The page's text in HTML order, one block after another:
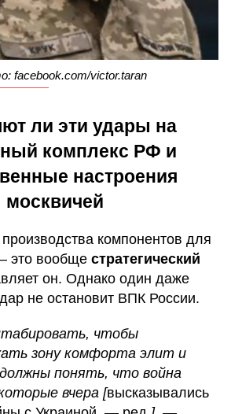
facebook.com/victor.taran
ли эти удары на
комплекс РФ и
настроения
москвичей
компонентов для
это вообще стратегический
он. Однако один даже
не остановит ВПК России.
чтобы
зону комфорта элит и
понять, что война
вчера [высказывались